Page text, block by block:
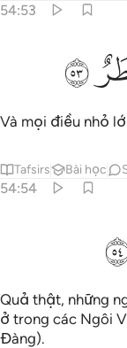
54:53
ﱙ
Và mọi điều nhỏ
Tafsirs Bài học
54:54
Quả thật, những
ở trong các Ngôi
Đàng).